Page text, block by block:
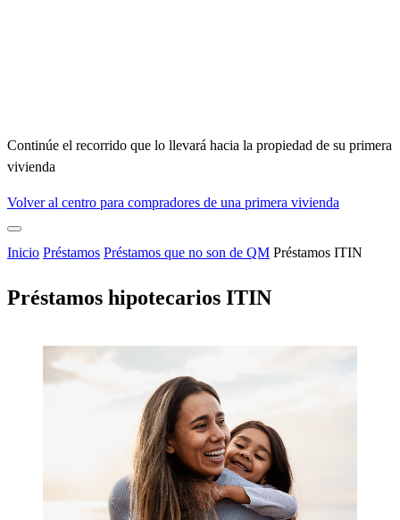
Continúe el recorrido que lo llevará hacia la propiedad de su primera
vivienda
Volver al centro para compradores de una primera vivienda
Inicio Préstamos Préstamos que no son de QM Préstamos ITIN
Préstamos hipotecarios ITIN